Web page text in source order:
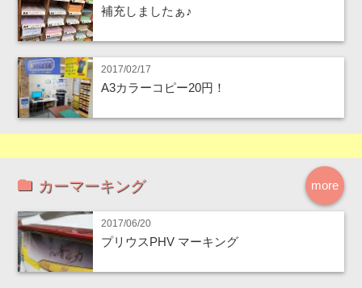
補充しましたぁ♪
2017/02/17
A3カラーコピー20円！
more
カーマーキング
2017/06/20
プリウスPHV マーキング